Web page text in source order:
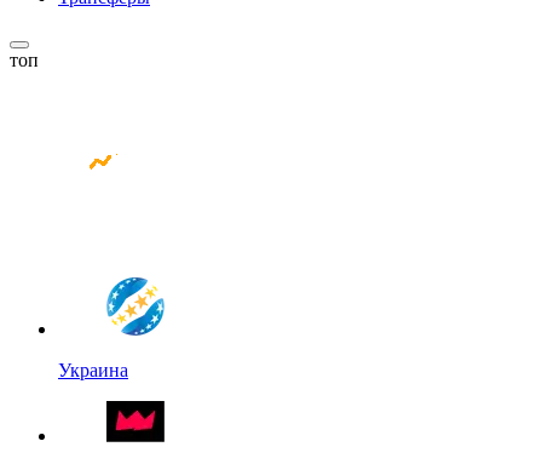
топ
Украина